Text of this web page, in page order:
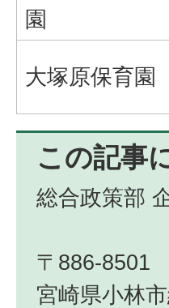
園
大塚原保育園
この記事
総合政策部
〒886-8501
宮崎県小林